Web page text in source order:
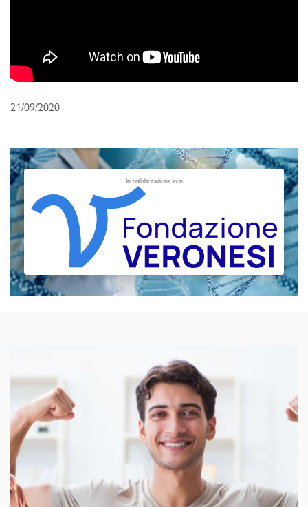
21/09/2020
In collaborazione con